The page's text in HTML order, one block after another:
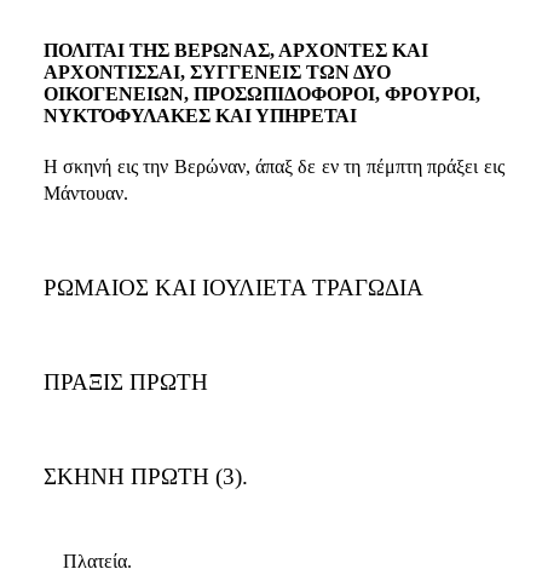
ΠΟΛΙΤΑΙ ΤΗΣ ΒΕΡΩΝΑΣ, ΑΡΧΟΝΤΕΣ ΚΑΙ
ΑΡΧΟΝΤΙΣΣΑΙ, ΣΥΓΓΕΝΕΙΣ ΤΩΝ ΔΥΟ
ΟΙΚΟΓΕΝΕΙΩΝ, ΠΡΟΣΩΠΙΔΟΦΟΡΟΙ, ΦΡΟΥΡΟΙ,
ΝΥΚΤΌΦΥΛΑΚΕΣ ΚΑΙ ΥΠΗΡΕΤΑΙ
Η σκηνή εις την Βερώναν, άπαξ δε εν τη πέμπτη πράξει εις
Μάντουαν.
ΡΩΜΑΙΟΣ ΚΑΙ ΙΟΥΛΙΕΤΑ ΤΡΑΓΩΔΙΑ
ΠΡΑΞΙΣ ΠΡΩΤΗ
ΣΚΗΝΗ ΠΡΩΤΗ (3).
Πλατεία.